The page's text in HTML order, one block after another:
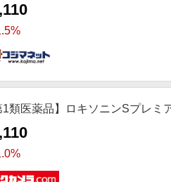
1類医薬品】ロキソニンSプレミ